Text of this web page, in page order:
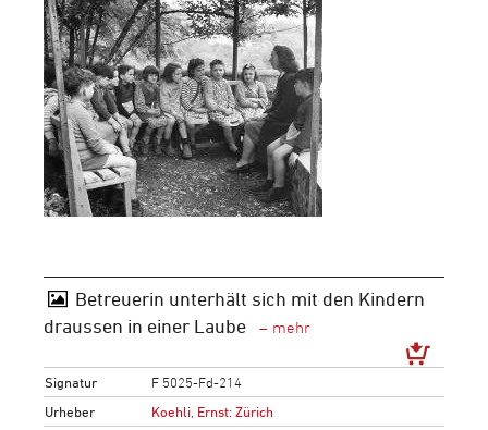
Betreuerin unterhält sich mit den Kindern
draussen in einer Laube
Signatur
F 5025-Fd-214
Urheber
Koehli, Ernst: Zürich